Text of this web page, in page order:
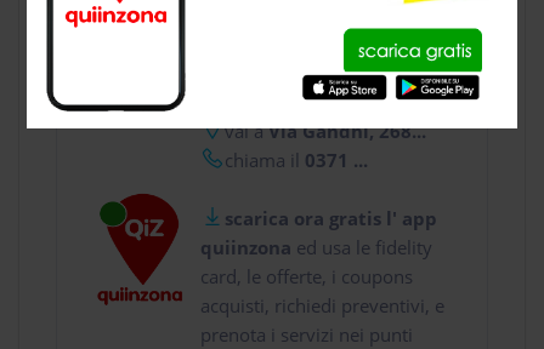
CONTATTI
usa gratis quiinzona e :
vai aVia Gandhi, 268...
chiama il 0371 ...
scarica ora gratis l' app
quiinzona ed usa le fidelity
card, le offerte, i coupons
acquisti, richiedi preventivi, e
prenota i servizi nei punti